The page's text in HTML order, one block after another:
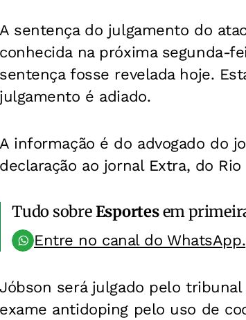
A sentença do julgamento do
conhecida na próxima segunda-
sentença fosse revelada hoje.
julgamento é adiado.
A informação é do advogado do
declaração ao jornal Extra, do
Tudo sobreEsportesem
Entre no canal do WhatsApp.
Jóbson será julgado pelo
exame antidoping pelo uso de